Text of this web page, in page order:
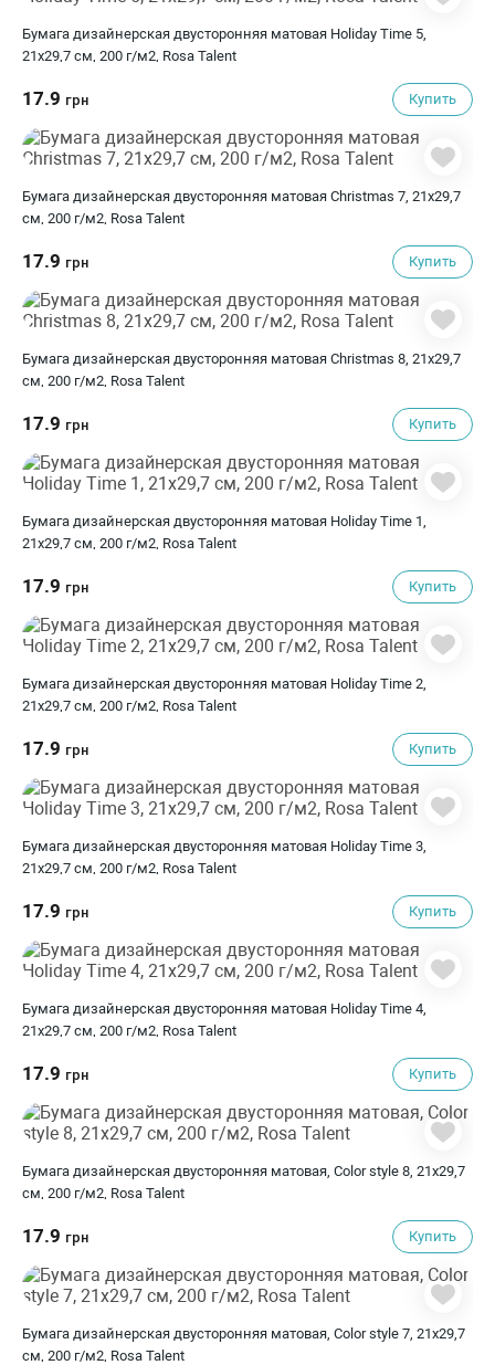
Бумага дизайнерская двусторонняя матовая Holiday Time 5,
21х29,7 см, 200 г/м2, Rosa Talent
17.9 грн Купить
Бумага дизайнерская двусторонняя матовая Christmas 7, 21х29,7
см, 200 г/м2, Rosa Talent
17.9 грн Купить
Бумага дизайнерская двусторонняя матовая Christmas 8, 21х29,7
см, 200 г/м2, Rosa Talent
17.9 грн Купить
Бумага дизайнерская двусторонняя матовая Holiday Time 1,
21х29,7 см, 200 г/м2, Rosa Talent
17.9 грн Купить
Бумага дизайнерская двусторонняя матовая Holiday Time 2,
21х29,7 см, 200 г/м2, Rosa Talent
17.9 грн Купить
Бумага дизайнерская двусторонняя матовая Holiday Time 3,
21х29,7 см, 200 г/м2, Rosa Talent
17.9 грн Купить
Бумага дизайнерская двусторонняя матовая Holiday Time 4,
21х29,7 см, 200 г/м2, Rosa Talent
17.9 грн Купить
Бумага дизайнерская двусторонняя матовая, Color style 8, 21х29,7
см, 200 г/м2, Rosa Talent
17.9 грн Купить
Бумага дизайнерская двусторонняя матовая, Color style 7, 21х29,7
см, 200 г/м2, Rosa Talent